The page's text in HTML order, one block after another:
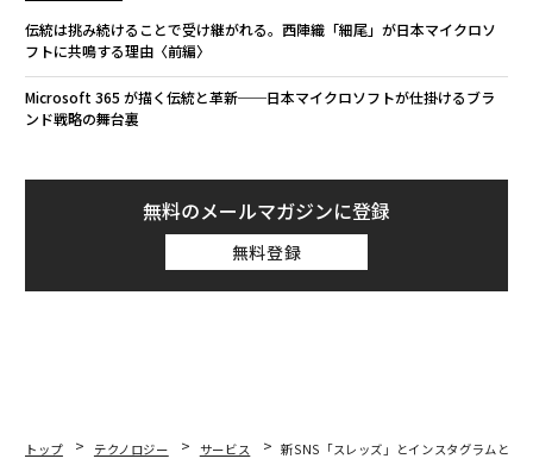
伝統は挑み続けることで受け継がれる。西陣織「細尾」が日本マイクロソ
フトに共鳴する理由〈前編〉
Microsoft 365 が描く伝統と革新──日本マイクロソフトが仕掛けるブラ
ンド戦略の舞台裏
無料のメールマガジンに登録
無料登録
トップ テクノロジー サービス
新SNS「スレッズ」とインスタグラムとの